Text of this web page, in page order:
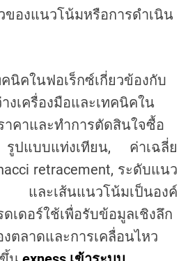
องแนวโน้มหรือการดำเนิน
คนิคในฟอเร็กซ์เกี่ยวข้องกับ
งเครื่องมือและเทคนิคใน
าคาและทำการตัดสินใจซื้อ
ปแบบแท่งเทียน, ค่าเฉลี่ย
retracement, ระดับแนว
ละเส้นแนวโน้มเป็นองค์
เดอร์ใช้เพื่อรับข้อมูลเชิงลึก
ตลาดและการเคลื่อนไหว